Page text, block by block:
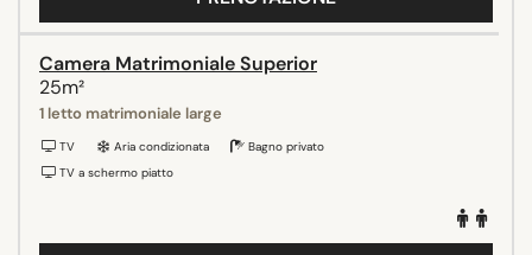
Camera Matrimoniale Superior
25m²
1 letto matrimoniale large
TV Aria condizionata
Bagno privato
TV a schermo piatto